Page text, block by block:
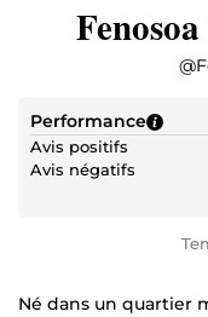
@
Performance
Avis positifs
Avis négatifs
Né dans un quartier